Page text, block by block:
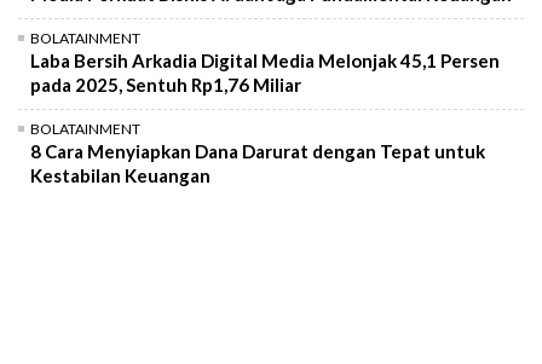
BOLATAINMENT
Laba Bersih Arkadia Digital Media Melonjak 45,1 Persen
pada 2025, Sentuh Rp1,76 Miliar
BOLATAINMENT
8 Cara Menyiapkan Dana Darurat dengan Tepat untuk
Kestabilan Keuangan